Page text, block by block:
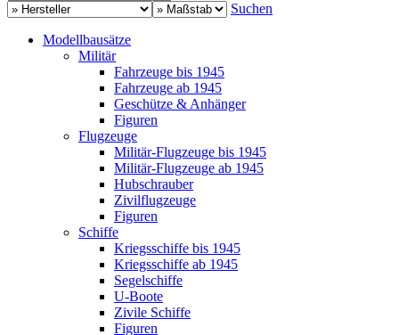
Suchen
Modellbausätze
Militär
Fahrzeuge bis 1945
Fahrzeuge ab 1945
Geschütze & Anhänger
Figuren
Flugzeuge
Militär-Flugzeuge bis 1945
Militär-Flugzeuge ab 1945
Hubschrauber
Zivilflugzeuge
Figuren
Schiffe
Kriegsschiffe bis 1945
Kriegsschiffe ab 1945
Segelschiffe
U-Boote
Zivile Schiffe
Figuren